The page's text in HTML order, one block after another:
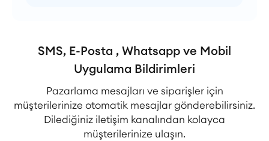
SMS, E-Posta , Whatsapp ve Mobil
Uygulama Bildirimleri
Pazarlama mesajları ve siparişler için
müşterilerinize otomatik mesajlar gönderebilirsiniz.
Dilediğiniz iletişim kanalından kolayca
müşterilerinize ulaşın.